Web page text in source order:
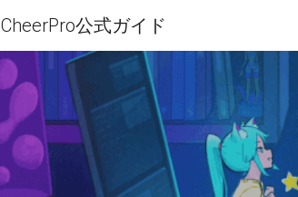
CheerPro公式ガイド